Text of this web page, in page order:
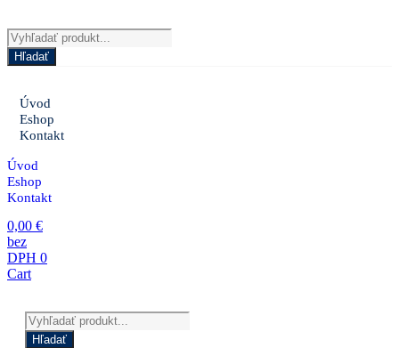
Products
search
Hľadať
Úvod
Eshop
Kontakt
Úvod
Eshop
Kontakt
0,00 €
0
Cart
Products
search
Hľadať